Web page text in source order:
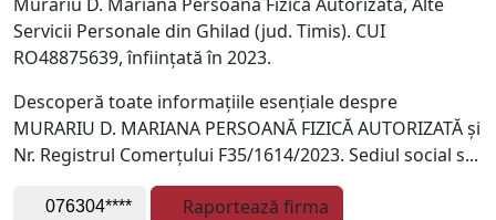
Servicii Personale din Ghilad (jud. Timis). CUI
RO48875639, înființată în 2023.
Descoperă toate informațiile esențiale despre
MURARIU D. MARIANA PERSOANĂ FIZICĂ AUTORIZATĂ și
Nr. Registrul Comerțului F35/1614/2023. Sediul social s...
076304**** Raportează firma